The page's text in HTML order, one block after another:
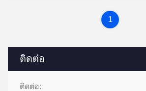
ติดต่อ
ติดต่อ:
1